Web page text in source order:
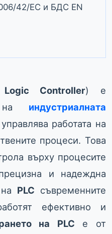
42/EC и БДС EN
Logic Controller) е
на индустриалната
работата на
процеси. Това
върху процесите
и надеждна
PLC съвременните
ефективно и
на PLC е от